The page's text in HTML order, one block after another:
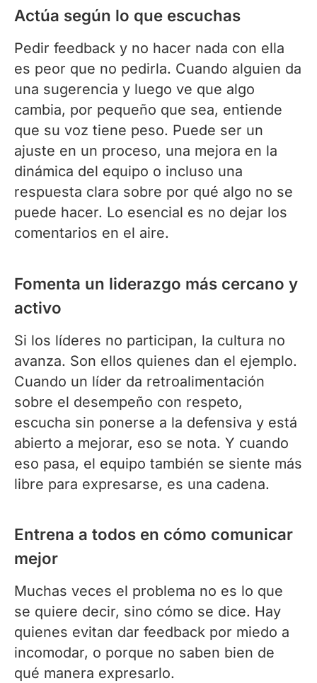
Actúa según lo que escuchas
Pedir feedback y no hacer nada con ella
es peor que no pedirla. Cuando alguien da
una sugerencia y luego ve que algo
cambia, por pequeño que sea, entiende
que su voz tiene peso. Puede ser un
ajuste en un proceso, una mejora en la
dinámica del equipo o incluso una
respuesta clara sobre por qué algo no se
puede hacer. Lo esencial es no dejar los
comentarios en el aire.
Fomenta un liderazgo más cercano y
activo
Si los líderes no participan, la cultura no
avanza. Son ellos quienes dan el ejemplo.
Cuando un líder da retroalimentación
sobre el desempeño con respeto,
escucha sin ponerse a la defensiva y está
abierto a mejorar, eso se nota. Y cuando
eso pasa, el equipo también se siente más
libre para expresarse, es una cadena.
Entrena a todos en cómo comunicar
mejor
Muchas veces el problema no es lo que
se quiere decir, sino cómo se dice. Hay
quienes evitan dar feedback por miedo a
incomodar, o porque no saben bien de
qué manera expresarlo.